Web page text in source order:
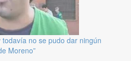
no se pudo dar ningún
Moreno”